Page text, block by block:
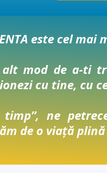
este cel mai
mod de a-ti
cu tine, cu
ne
de o viață plină